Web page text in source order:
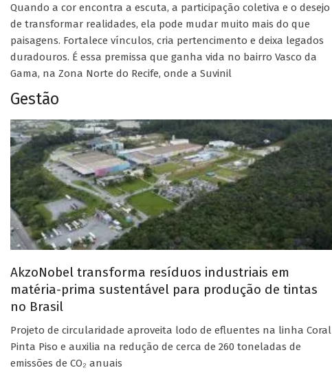
Quando a cor encontra a escuta, a participação coletiva e o desejo
de transformar realidades, ela pode mudar muito mais do que
paisagens. Fortalece vínculos, cria pertencimento e deixa legados
duradouros. É essa premissa que ganha vida no bairro Vasco da
Gama, na Zona Norte do Recife, onde a Suvinil
Gestão
AkzoNobel transforma resíduos industriais em
matéria-prima sustentável para produção de tintas
no Brasil
Projeto de circularidade aproveita lodo de efluentes na linha Coral
Pinta Piso e auxilia na redução de cerca de 260 toneladas de
emissões de CO₂ anuais